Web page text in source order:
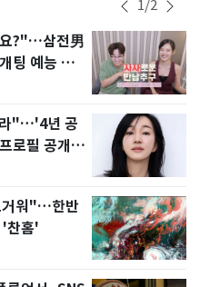
1/2
?"…삼전男
팅 예능 화
라"…'4년 공
로필 공개
거워"…한반
'찬홈'